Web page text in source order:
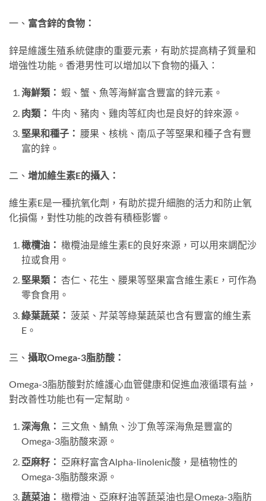
一、 富含鋅的食物：
鋅是維護生殖系統健康的重要元素，有助於提高精子質量和
增強性功能。香港男性可以增加以下食物的攝入：
海鮮類： 蝦、蟹、魚等海鮮富含豐富的鋅元素。
肉類： 牛肉、豬肉、雞肉等紅肉也是良好的鋅來源。
堅果和種子： 腰果、核桃、南瓜子等堅果和種子含有豐
富的鋅。
二、 增加維生素E的攝入：
維生素E是一種抗氧化劑，有助於提升細胞的活力和防止氧
化損傷，對性功能的改善有積極影響。
橄欖油： 橄欖油是維生素E的良好來源，可以用來調配沙
拉或食用。
堅果類： 杏仁、花生、腰果等堅果富含維生素E，可作為
零食食用。
綠葉蔬菜： 菠菜、芹菜等綠葉蔬菜也含有豐富的維生素
E。
三、 攝取Omega-3脂肪酸：
Omega-3脂肪酸對於維護心血管健康和促進血液循環有益，
對改善性功能也有一定幫助。
深海魚： 三文魚、鯖魚、沙丁魚等深海魚是豐富的
Omega-3脂肪酸來源。
亞麻籽： 亞麻籽富含Alpha-linolenic酸，是植物性的
Omega-3脂肪酸來源。
蔬菜油： 橄欖油、亞麻籽油等蔬菜油也是Omega-3脂肪